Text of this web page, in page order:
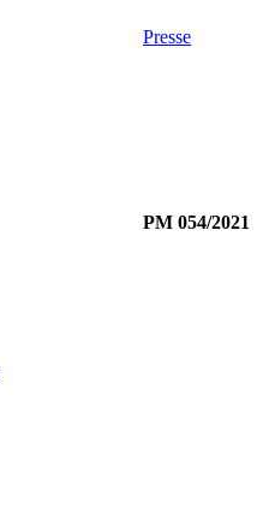
Presse
PM 054/2021